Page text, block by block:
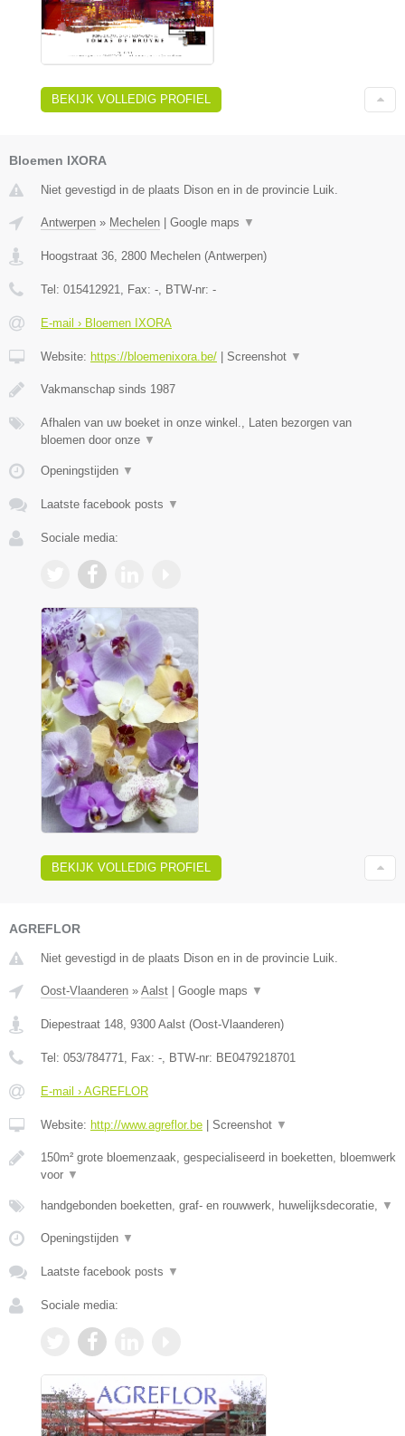
BEKIJK VOLLEDIG PROFIEL
Bloemen IXORA
Niet gevestigd in de plaats Dison en in de provincie Luik.
Antwerpen » Mechelen Google maps ▼
Hoogstraat 36, 2800 Mechelen (Antwerpen)
Tel: 015412921, Fax: -, BTW-nr: -
E-mail › Bloemen IXORA
Website: https://bloemenixora.be/ Screenshot ▼
Vakmanschap sinds 1987
Afhalen van uw boeket in onze winkel., Laten bezorgen van
bloemen door onze ▼
Openingstijden ▼
Laatste facebook posts ▼
Sociale media:
BEKIJK VOLLEDIG PROFIEL
AGREFLOR
Niet gevestigd in de plaats Dison en in de provincie Luik.
Oost-Vlaanderen » Aalst | Google maps ▼
Diepestraat 148 9300 Aalst (Oost-Vlaanderen)
Tel: 053/784771 , Fax: - , BTW-nr: BE0479218701
E-mail › AGREFLOR
Website: http://www.agreflor.be | Screenshot ▼
150m² grote bloemenzaak, gespecialiseerd in boeketten, bloemwerk
voor ▼
handgebonden boeketten, graf- en rouwwerk, huwelijksdecoratie, ▼
Openingstijden ▼
Laatste facebook posts ▼
Sociale media: